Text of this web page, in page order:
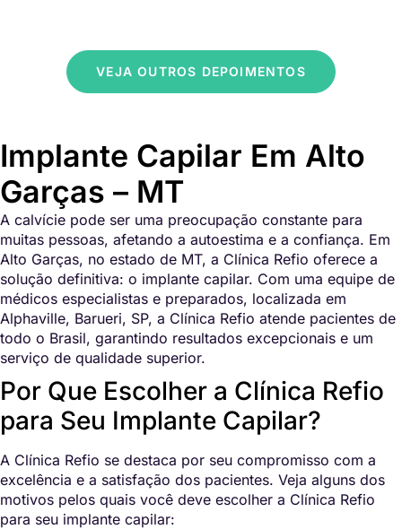
VEJA OUTROS DEPOIMENTOS
Implante Capilar Em Alto
Garças – MT
A calvície pode ser uma preocupação constante para
muitas pessoas, afetando a autoestima e a confiança. Em
Alto Garças, no estado de MT, a Clínica Refio oferece a
solução definitiva: o implante capilar. Com uma equipe de
médicos especialistas e preparados, localizada em
Alphaville, Barueri, SP, a Clínica Refio atende pacientes de
todo o Brasil, garantindo resultados excepcionais e um
serviço de qualidade superior.
Por Que Escolher a Clínica Refio
para Seu Implante Capilar?
A Clínica Refio se destaca por seu compromisso com a
excelência e a satisfação dos pacientes. Veja alguns dos
motivos pelos quais você deve escolher a Clínica Refio
para seu implante capilar: